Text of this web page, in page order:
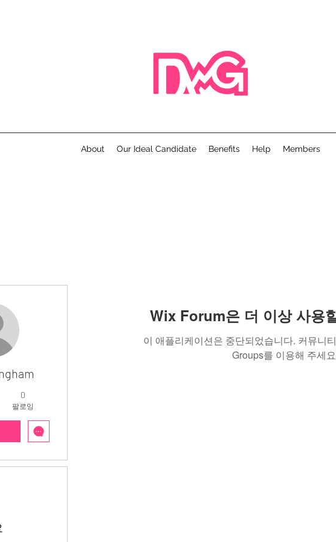
About Our Ideal Candidate Benefits Help Members
Wix Forum은 더 이상 사용
이 애플리케이션은 중단되었습니다. 커뮤니
Groups를 이용해 주세
0
팔로잉